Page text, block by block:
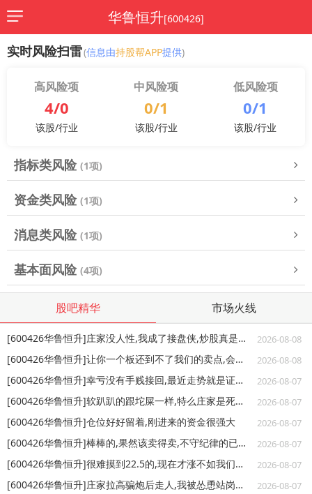
华鲁恒升[600426]
实时风险扫雷(信息由持股帮APP提供)
高风险项
4/0
该股/行业
中风险项
0/1
该股/行业
低风险项
0/1
该股/行业
指标类风险 (1项)
资金类风险 (1项)
消息类风险 (1项)
基本面风险 (4项)
股吧精华 市场火线
[600426华鲁恒升]庄家没人性,我成了接盘侠,炒股真是一条不归路 2026-08-08
[600426华鲁恒升]让你一个板还到不了我们的卖点,会买的是徒弟会卖的是师父 2026-08-08
[600426华鲁恒升]幸亏没有手贱接回,最近走势就是证明,哈哈哈 2026-08-07
[600426华鲁恒升]软趴趴的跟坨屎一样,特么庄家是死了吧 2026-08-07
[600426华鲁恒升]仓位好好留着,刚进来的资金很强大 2026-08-07
[600426华鲁恒升]棒棒的,果然该卖得卖,不守纪律的已经凉了 2026-08-07
[600426华鲁恒升]很难摸到22.5的,现在才涨不如我们早点止盈吃肉 2026-08-07
[600426华鲁恒升]庄家拉高骗炮后走人,我被怂恿站岗了擦,炒股到处都是坑呐 2026-08-07